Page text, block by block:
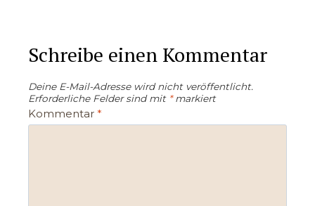
Schreibe einen Kommentar
Deine E-Mail-Adresse wird nicht veröffentlicht.
Erforderliche Felder sind mit *markiert
Kommentar *